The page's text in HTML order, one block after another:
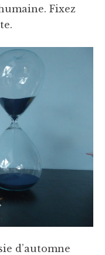
Fixez
d’automne